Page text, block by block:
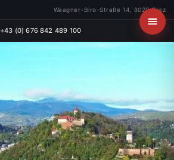
Waagner-Biro-Straße 14, 8020 Graz
+43 (0) 676 842 489 100